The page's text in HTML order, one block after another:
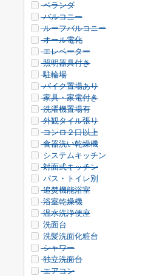
ベランダ
バルコニー
ルーフバルコニー
オール電化
エレベーター
照明器具付き
駐輪場
バイク置場あり
家具・家電付き
洗濯機置場有
外観タイル張り
コンロ２口以上
食器洗い乾燥機
システムキッチン
対面式キッチン
バス・トイレ別
追焚機能浴室
浴室乾燥機
温水洗浄便座
洗面台
洗髪洗面化粧台
シャワー
独立洗面台
エアコン